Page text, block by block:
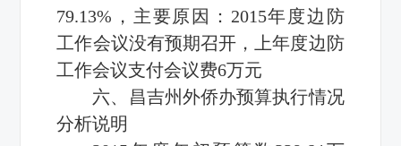
79.13%，主要原因：2015年度边防
工作会议没有预期召开，上年度边防
工作会议支付会议费6万元
六、昌吉州外侨办预算执行情况
分析说明